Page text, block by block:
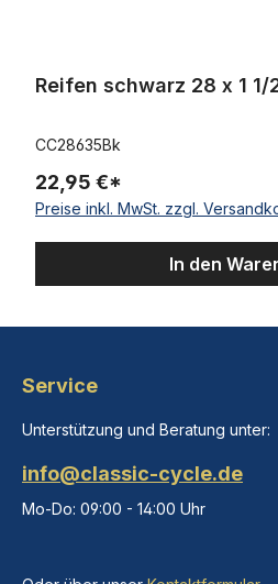
Reifen schwarz 28 x 1
CC28635Bk
22,95 €*
Preise inkl. MwSt. zzgl.
In den
Service
Unterstützung und Beratung unter:
info@classic-cycle.de
Mo-Do: 09:00 - 14:00 Uhr